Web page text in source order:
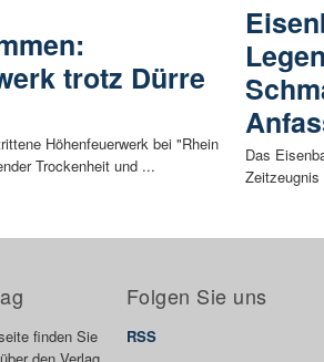
trotz Dürre
Höhenfeuerwerk bei "Rhein
Trockenheit und ...
Das
finden Sie
den Verlag
Folgen Sie uns
RSS